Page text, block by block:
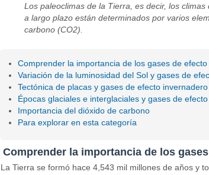
Los paleoclimas de la Tierra, es decir, los
a largo plazo están determinados por varios
carbono (CO2).
Comprender la importancia de los gases de
Variación de la luminosidad del Sol y gases de
Tectónica de placas y gases de efecto invernadero
Épocas glaciales e interglaciales y gases de
Importancia del dióxido de carbono
Para explorar en esta categoría
Comprender la importancia de los
La Tierra se formó hace 4,543 mil millones de años y